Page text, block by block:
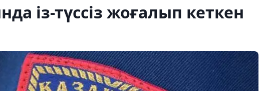
із-түссіз жоғалып кеткен